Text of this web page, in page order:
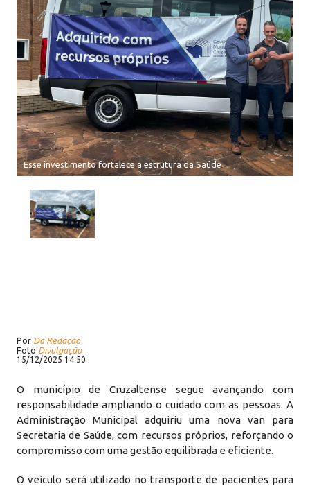
Esse investimento fortalece a estrutura da Saúde
Por Da Redação
Foto Divulgação
15/12/2025 14:50
O município de Cruzaltense segue avançando com
responsabilidade ampliando o cuidado com as pessoas. A
Administração Municipal adquiriu uma nova van para
Secretaria de Saúde, com recursos próprios, reforçando o
compromisso com uma gestão equilibrada e eficiente.
O veículo será utilizado no transporte de pacientes para